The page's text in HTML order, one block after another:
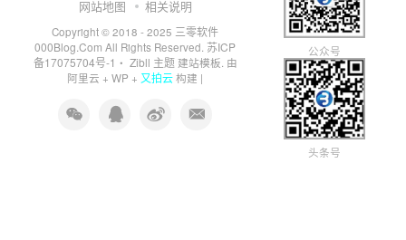
网站地图
相关说明
Copyright © 2018 - 2025 三零软件
000Blog.Com All Rights Reserved. 苏ICP
备17075704号-1 ・ Zibll 主题建站模板. 由
阿里云 + WP + 又拍云构建 |
公众号
头条号